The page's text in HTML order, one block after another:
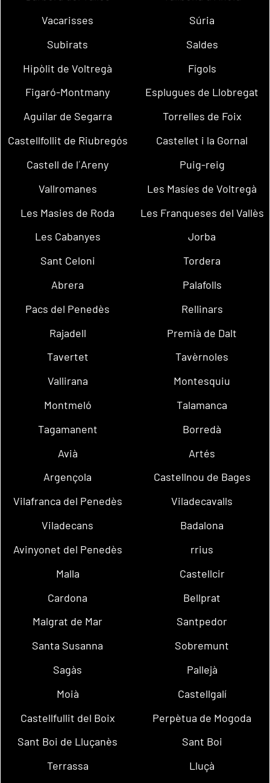
Vacarisses
Súria
Subirats
Saldes
Hipòlit de Voltregà
Fígols
Figaró-Montmany
Esplugues de Llobregat
Aguilar de Segarra
Torrelles de Foix
Castellfollit de Riubregós
Castellet i la Gornal
Castell de l´Areny
Puig-reig
Vallromanes
Les Masíes de Voltregà
Les Masies de Roda
Les Franqueses del Vallès
Les Cabanyes
Jorba
Sant Celoni
Tordera
Abrera
Palafolls
Pacs del Penedès
Rellinars
Rajadell
Premià de Dalt
Tavertet
Tavèrnoles
Vallirana
Montesquiu
Montmeló
Talamanca
Tagamanent
Borredà
Avià
Artés
Argençola
Castellnou de Bages
Vilafranca del Penedès
Viladecavalls
Viladecans
Badalona
Avinyonet del Penedès
rrius
Malla
Castellcir
Cardona
Bellprat
Malgrat de Mar
Santpedor
Santa Susanna
Sobremunt
Sagàs
Pallejà
Moià
Castellgalí
Castellfullit del Boix
Perpètua de Mogoda
Sant Boi de Lluçanès
Sant Boi
Terrassa
Lluçà